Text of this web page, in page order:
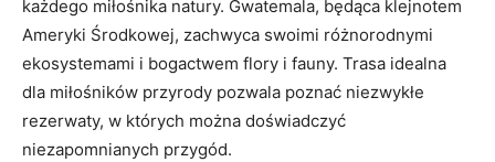
każdego miłośnika ⁣natury. Gwatemala, będąca klejnotem‍
Ameryki Środkowej, zachwyca⁤ swoimi różnorodnymi
⁤ekosystemami i ⁢bogactwem​ flory i fauny. Trasa idealna
dla miłośników‍ przyrody​ pozwala poznać niezwykłe
rezerwaty, w⁢ których można doświadczyć
niezapomnianych przygód.